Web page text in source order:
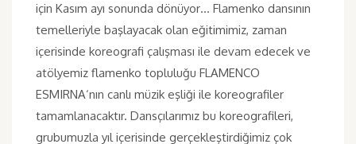
için Kasım ayı sonunda dönüyor… Flamenko dansının
temelleriyle başlayacak olan eğitimimiz, zaman
içerisinde koreografi çalışması ile devam edecek ve
atölyemiz flamenko topluluğu FLAMENCO
ESMIRNA‘nın canlı müzik eşliği ile koreografiler
tamamlanacaktır. Dansçılarımız bu koreografileri,
grubumuzla yıl içerisinde gerçekleştirdiğimiz çok